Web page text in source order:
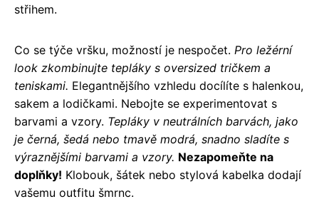
střihem.
Co se týče vršku, možností je nespočet. Pro ležérní
look zkombinujte tepláky s oversized tričkem a
teniskami. Elegantnějšího vzhledu docílíte s halenkou,
sakem a lodičkami. Nebojte se experimentovat s
barvami a vzory. Tepláky v neutrálních barvách, jako
je černá, šedá nebo tmavě modrá, snadno sladíte s
výraznějšími barvami a vzory. Nezapomeňte na
doplňky! Klobouk, šátek nebo stylová kabelka dodají
vašemu outfitu šmrnc.